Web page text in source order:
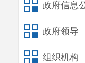
政府信息
政府领导
组织机构